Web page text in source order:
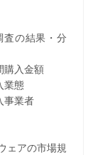
結果・分
入金額
態
業者
アの市場規